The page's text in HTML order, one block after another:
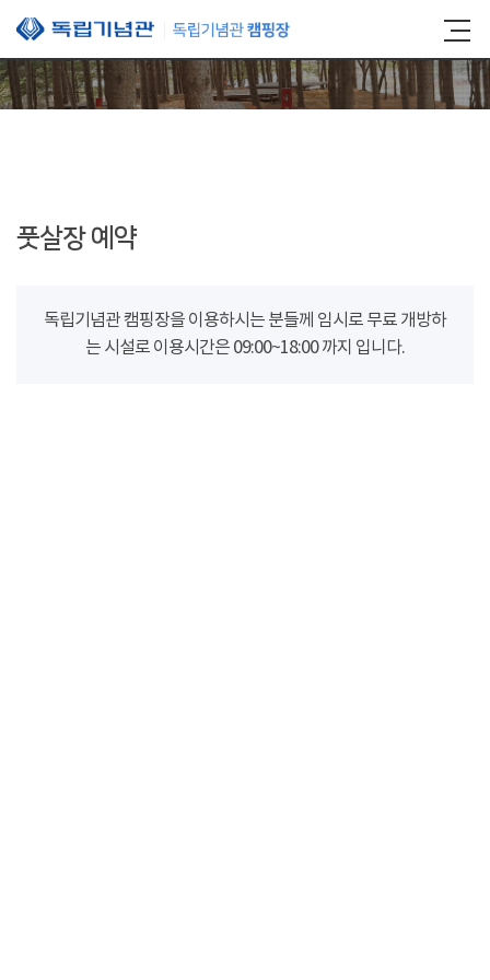
본문 바로가기
풋살장 예약
독립기념관 캠핑장을 이용하시는 분들께 임시로 무료 개방하
는 시설로 이용시간은 09:00~18:00 까지 입니다.